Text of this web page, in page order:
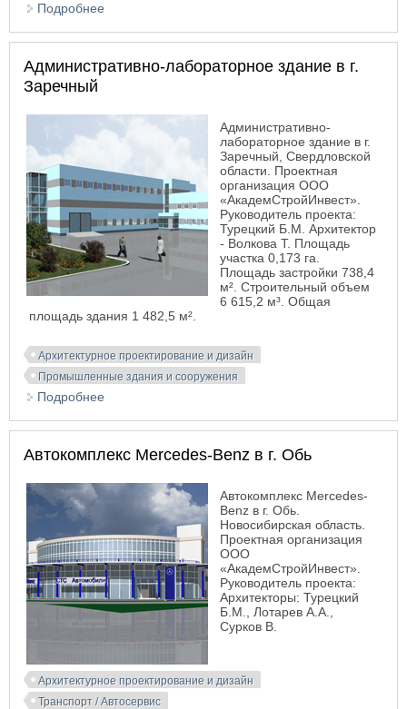
Подробнее
Административно-лабораторное здание в г.
Заречный
Административно-
лабораторное здание в г.
Заречный, Свердловской
области. Проектная
организация ООО
«АкадемСтройИнвест».
Руководитель проекта:
Турецкий Б.М. Архитектор
- Волкова Т. Площадь
участка 0,173 га.
Площадь застройки 738,4
м². Строительный объем
6 615,2 м³. Общая
площадь здания 1 482,5 м².
Архитектурное проектирование и дизайн
Промышленные здания и сооружения
Подробнее
Автокомплекс Merсedes-Benz в г. Обь
Автокомплекс Merсedes-
Benz в г. Обь.
Новосибирская область.
Проектная организация
ООО
«АкадемСтройИнвест».
Руководитель проекта:
Архитекторы: Турецкий
Б.М., Лотарев А.А.,
Сурков В.
Архитектурное проектирование и дизайн
Транспорт / Автосервис